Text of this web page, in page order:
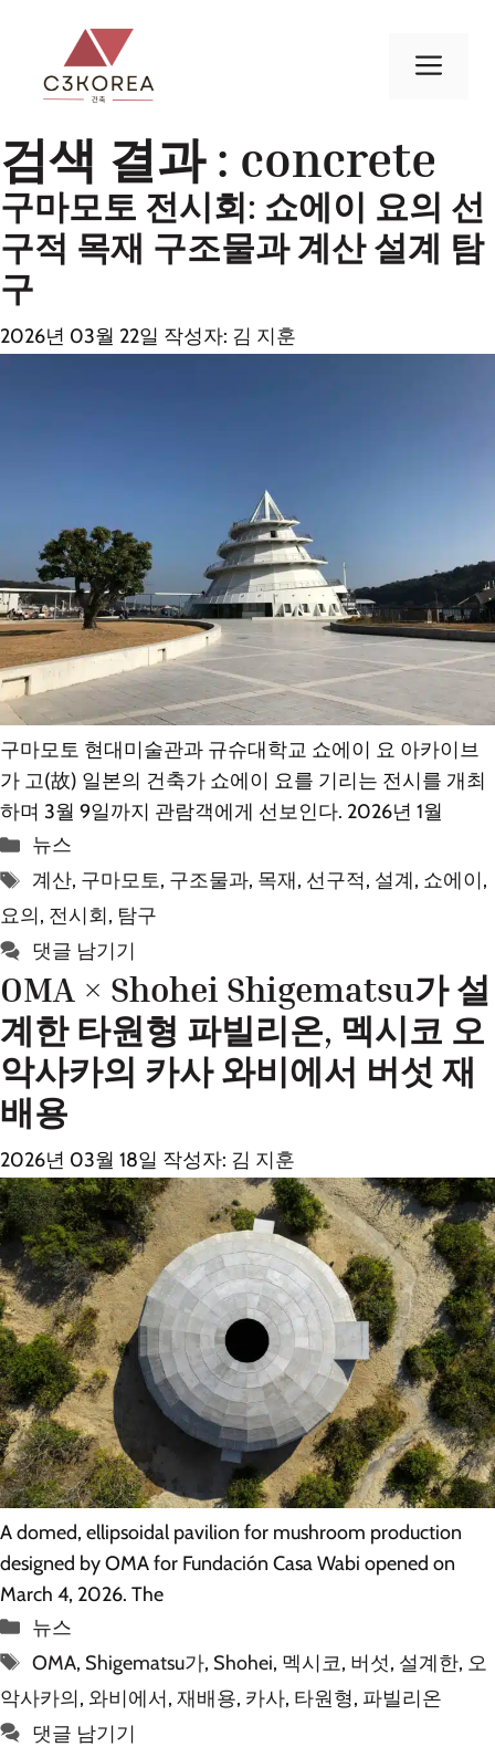
건
너
뛰
기
메
검색 결과 : concrete
구마모토 전시회: 쇼에이 요의 선
구적 목재 구조물과 계산 설계 탐
구
2026년 03월 22일 작성자: 김 지훈
구마모토 현대미술관과 규슈대학교 쇼에이 요 아카이브
가 고(故) 일본의 건축가 쇼에이 요를 기리는 전시를 개최
하며 3월 9일까지 관람객에게 선보인다. 2026년 1월
카
테
리
뉴스
태
그
계산, 구마모토, 구조물과, 목재, 선구적, 설계, 쇼에이,
요의, 전시회, 탐구
댓글 남기기
OMA × Shohei Shigematsu가 설
계한 타원형 파빌리온, 멕시코 오
악사카의 카사 와비에서 버섯 재
배용
2026년 03월 18일 작성자: 김 지훈
A domed, ellipsoidal pavilion for mushroom production
designed by OMA for Fundación Casa Wabi opened on
March 4, 2026. The
카
테
리
뉴스
태
그
OMA, Shigematsu가, Shohei, 멕시코, 버섯, 설계한, 오
악사카의, 와비에서, 재배용, 카사, 타원형, 파빌리온
댓글 남기기